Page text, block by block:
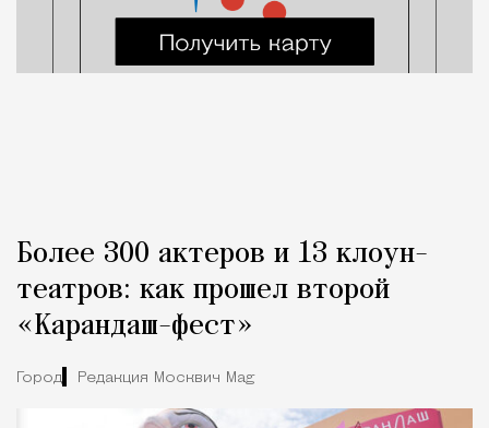
Более 300 актеров и 13 клоун-
театров: как прошел второй
«Карандаш-фест»
Город Редакция Москвич Mag